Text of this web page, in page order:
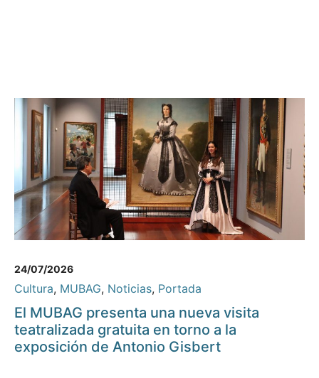
24/07/2026
Cultura, MUBAG, Noticias, Portada
El MUBAG presenta una nueva visita
teatralizada gratuita en torno a la
exposición de Antonio Gisbert